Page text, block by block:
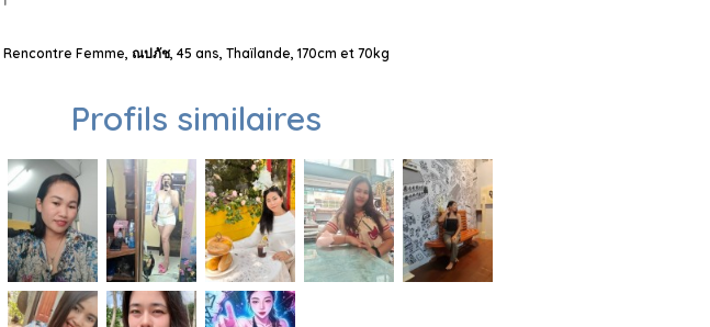
Rencontre Femme, ณปภัช, 45 ans, Thaïlande, 170cm et 70kg
Profils similaires